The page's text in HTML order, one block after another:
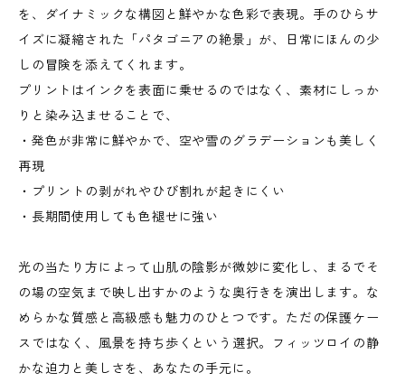
を、ダイナミックな構図と鮮やかな色彩で表現。手のひらサ
イズに凝縮された「パタゴニアの絶景」が、日常にほんの少
しの冒険を添えてくれます。
プリントはインクを表面に乗せるのではなく、素材にしっか
りと染み込ませることで、
・発色が非常に鮮やかで、空や雪のグラデーションも美しく
再現
・プリントの剥がれやひび割れが起きにくい
・長期間使用しても色褪せに強い
光の当たり方によって山肌の陰影が微妙に変化し、まるでそ
の場の空気まで映し出すかのような奥行きを演出します。な
めらかな質感と高級感も魅力のひとつです。ただの保護ケー
スではなく、風景を持ち歩くという選択。フィッツロイの静
かな迫力と美しさを、あなたの手元に。